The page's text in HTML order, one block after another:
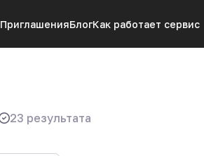
ПриглашенияБлогКак работает сервис
23 результата